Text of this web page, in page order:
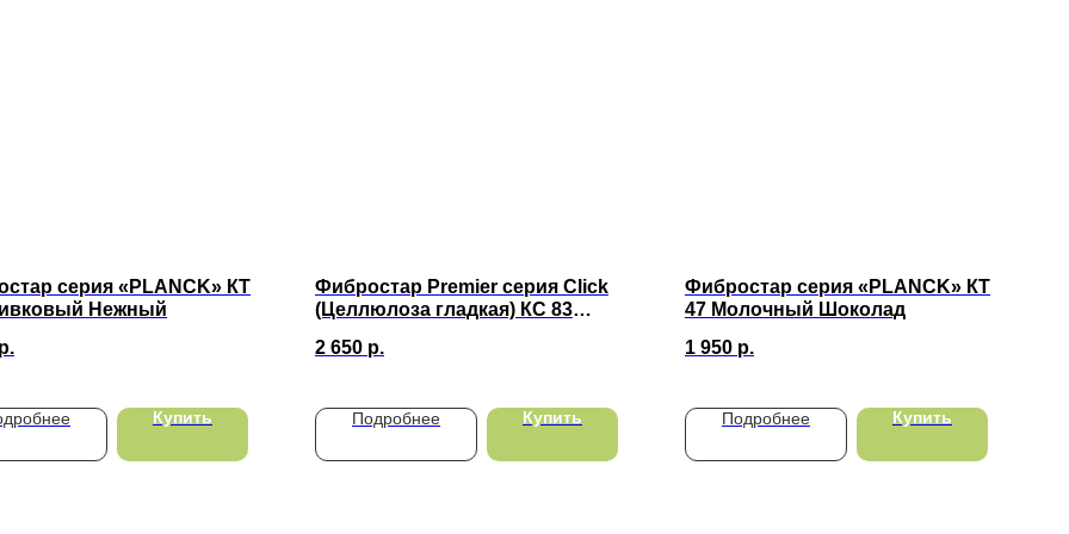
серия «PLANCK» КT
Нежный
р.
Купить
Фибростар Premier серия Click
(Целлюлоза гладкая) КС 83
2 650 р.
Подробнее Купить
Фибростар серия «PLANCK» КT
47 Молочный Шоколад
1 950 р.
Подробнее Купить